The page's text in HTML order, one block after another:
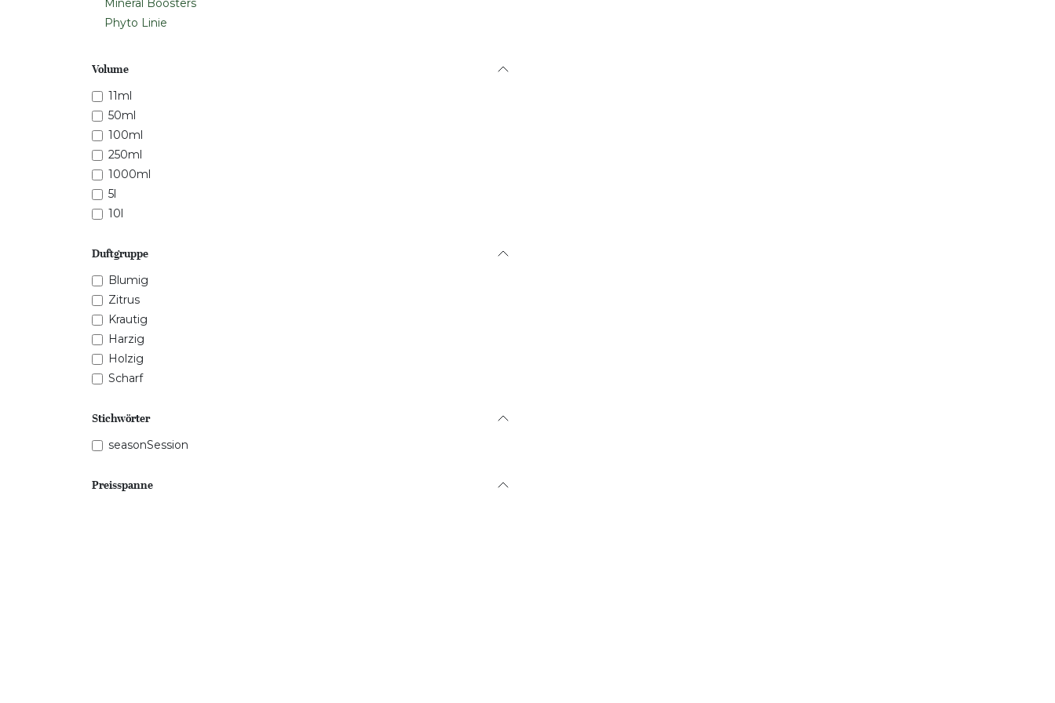
Mineral Boosters
Phyto Linie
Volume
11ml
50ml
100ml
250ml
1000ml
5l
10l
Duftgruppe
Blumig
Zitrus
Krautig
Harzig
Holzig
Scharf
Stichwörter
seasonSession
Preisspanne